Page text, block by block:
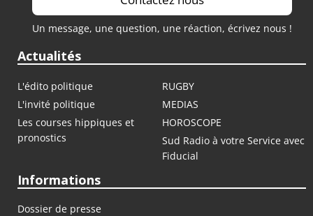
Un message, une question, une réaction, écrivez nous !
Actualités
L'édito politique
RUGBY
L'invité politique
MEDIAS
Les courses hippiques et
pronostics
HOROSCOPE
Sud Radio à votre Service avec
Fiducial
Informations
Dossier de presse